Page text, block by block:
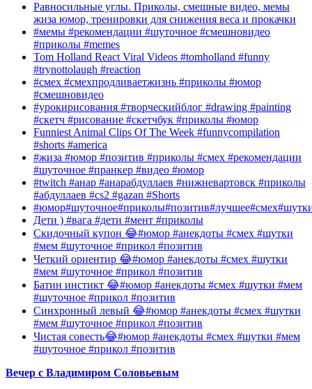
Равносильные углы. Приколы, смешные видео, мемы
жиза юмор, тренировки для снижения веса и прокачки
#мемы #рекомендации #шуточное #смешновидео
#приколы #memes
Tom Holland React Viral Videos #tomholland #funny
#trynottolaugh #reaction
#смех #смехпродливаетжизнь #приколы #юмор
#смешновидео
#урокирисования #творческийблог #drawing #painting
#скетч #рисование #скетчбук #приколы #юмор
Funniest Animal Clips Of The Week #funnycompilation
#shorts #america
#жиза #юмор #позитив #приколы #смех #рекомендации
#шуточное #пранкер #видео #юмор
#twitch #анар #анарабдуллаев #нижневартовск #приколы
#абдуллаев #cs2 #gazan #Shorts
Дети ) #вага #дети #мент #приколы
Скидочный купон 😂#юмор #анекдоты #смех #шутки
#мем #шуточное #прикол #позитив
Четкий ориентир 😂#юмор #анекдоты #смех #шутки
#мем #шуточное #прикол #позитив
Батин инстикт 😂#юмор #анекдоты #смех #шутки #мем
#шуточное #прикол #позитив
Синхронный левый 😂#юмор #анекдоты #смех #шутки
#мем #шуточное #прикол #позитив
Чистая совесть😂#юмор #анекдоты #смех #шутки #мем
#шуточное #прикол #позитив
Вечер с Владимиром Соловьевым